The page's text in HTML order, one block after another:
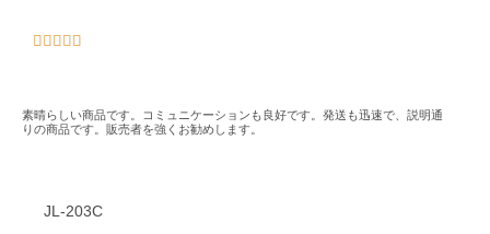

素晴らしい商品です。コミュニケーションも良好です。発送も迅速で、説明通
りの商品です。販売者を強くお勧めします。
JL-203C